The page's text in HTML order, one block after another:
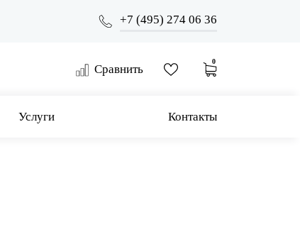
+7 (495) 274 06 36
Сравнить
0
Услуги Контакты